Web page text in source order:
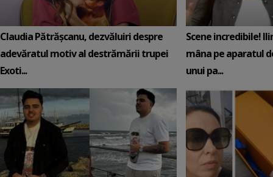
Claudia Pătrășcanu, dezvăluiri despre
adevăratul motiv al destrămării trupei
Exoti...
Scene incredibile!
mâna pe aparatul
unui pa...